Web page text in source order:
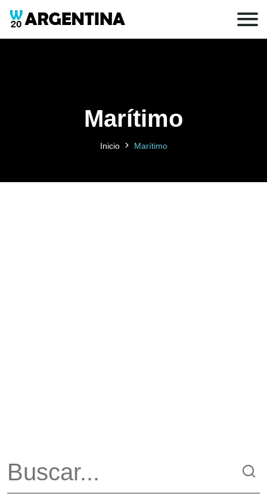
Marítimo
Inicio Marítimo